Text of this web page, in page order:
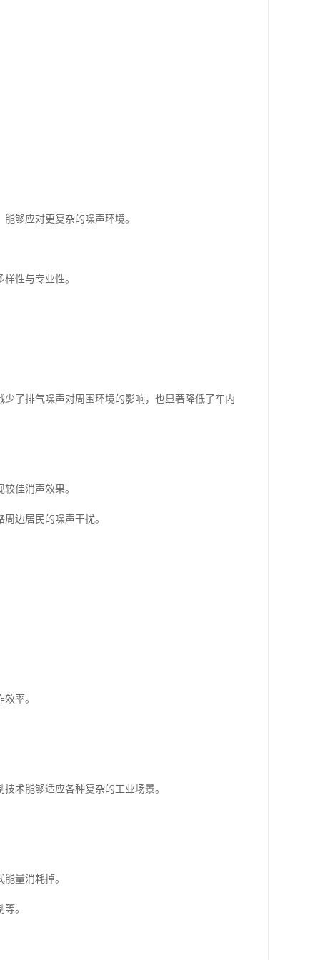
够应对更复杂的噪声环境。
性与专业性。
了排气噪声对周围环境的影响，也显著降低了车内
佳消声效果。
边居民的噪声干扰。
率。
术能够适应各种复杂的工业场景。
量消耗掉。
。